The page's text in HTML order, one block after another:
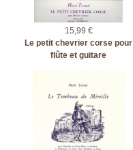
15,99 €
Le petit chevrier corse pour
flûte et guitare